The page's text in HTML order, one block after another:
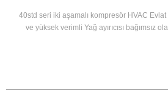
40std seri iki aşamalı kompresör HVAC
ve yüksek verimli Yağ ayırıcısı bağımsız
olabilir seçildi.